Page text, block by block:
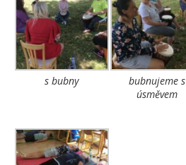
s bubny
bubnujeme s
úsměvem